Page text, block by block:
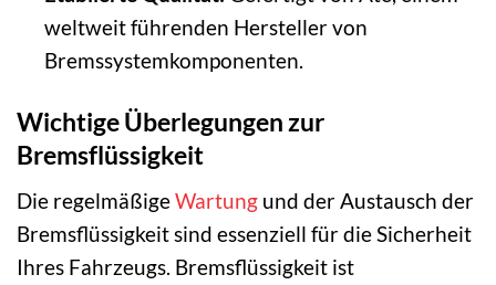
weltweit führenden Hersteller von
Bremssystemkomponenten.
Wichtige Überlegungen zur
Bremsflüssigkeit
Die regelmäßigeWartung und der Austausch der
Bremsflüssigkeit sind essenziell für die Sicherheit
Ihres Fahrzeugs. Bremsflüssigkeit ist